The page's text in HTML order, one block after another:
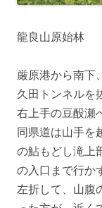
龍良山原始林
厳原港から南下
久田トンネルを
右上手の豆酘瀬
同県道は山手を
の鮎もどし滝上
の入口まで行か
左折して、山腹